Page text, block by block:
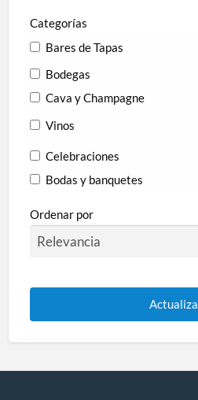
Categorías
Bares de Tapas
Bodegas
Cava y Champagne
Vinos
Celebraciones
Bodas y banquetes
Especialidad
Asadores
Cocina creativa y de mercado
Cocina Internacional
Ordenar por